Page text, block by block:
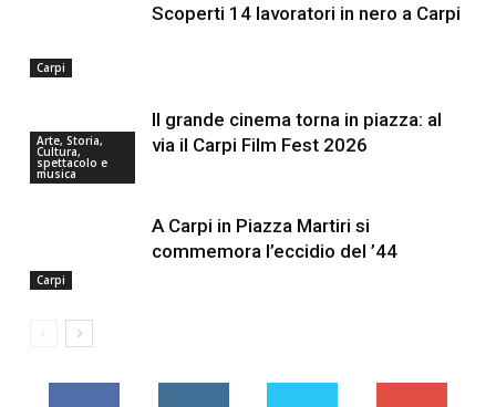
Carpi
Scoperti 14 lavoratori in nero a Carpi
Arte, Storia,
Cultura,
spettacolo e
musica
Il grande cinema torna in piazza: al
via il Carpi Film Fest 2026
Carpi
A Carpi in Piazza Martiri si
commemora l’eccidio del ’44